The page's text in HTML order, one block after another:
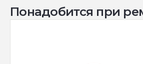
Понадобится при